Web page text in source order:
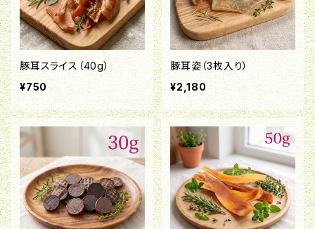
豚耳スライス（40g）
¥750
豚耳姿（3枚入り）
¥2,180